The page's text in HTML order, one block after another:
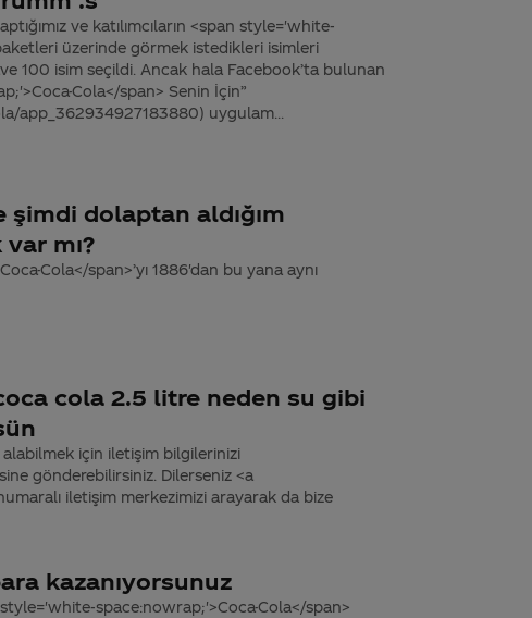
ve katılımcıların <span style='white-
üzerinde görmek istedikleri isimleri
100 isim seçildi. Ancak hala Facebook’ta bulunan
Cola</span> Senin İçin”
app_362934927183880) uygulam...
dolaptan aldığım
mı?
Cola</span>’yı 1886'dan bu yana aynı
cola 2.5 litre neden su gibi
için iletişim bilgilerinizi
gönderebilirsiniz. Dilerseniz <a
iletişim merkezimizi arayarak da bize
kazanıyorsunuz
space:nowrap;'>Coca-Cola</span>